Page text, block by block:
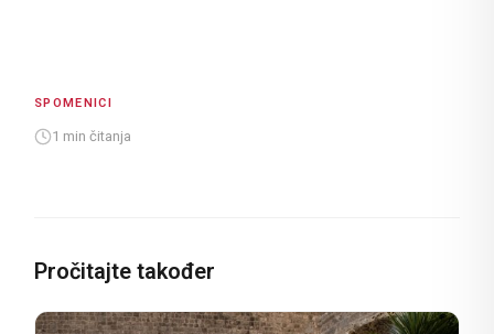
SPOMENICI
1 min čitanja
Pročitajte također